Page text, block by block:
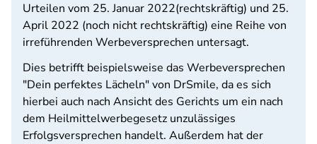
Urteilen vom 25. Januar 2022(rechtskräftig) und 25.
April 2022 (noch nicht rechtskräftig) eine Reihe von
irreführenden Werbeversprechen untersagt.
Dies betrifft beispielsweise das Werbeversprechen
"Dein perfektes Lächeln" von DrSmile, da es sich
hierbei auch nach Ansicht des Gerichts um ein nach
dem Heilmittelwerbegesetz unzulässiges
Erfolgsversprechen handelt. Außerdem hat der